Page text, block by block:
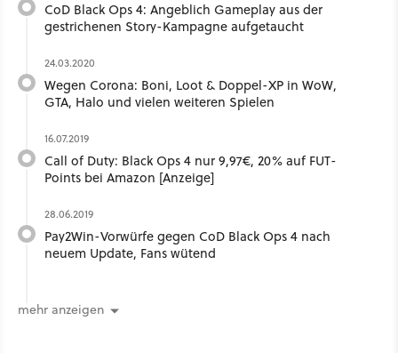
CoD Black Ops 4: Angeblich Gameplay aus der
gestrichenen Story-Kampagne aufgetaucht
24.03.2020
Wegen Corona: Boni, Loot & Doppel-XP in WoW,
GTA, Halo und vielen weiteren Spielen
16.07.2019
Call of Duty: Black Ops 4 nur 9,97€, 20% auf FUT-
Points bei Amazon [Anzeige]
28.06.2019
Pay2Win-Vorwürfe gegen CoD Black Ops 4 nach
neuem Update, Fans wütend
mehr anzeigen